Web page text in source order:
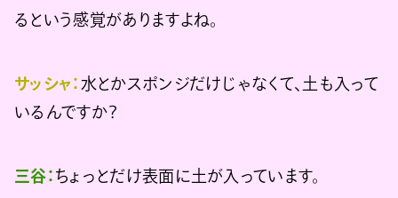
るという感覚がありますよね。
サッシャ： 水とかスポンジだけじゃなくて、土も入って
いるんですか？
三谷： ちょっとだけ表面に土が入っています。